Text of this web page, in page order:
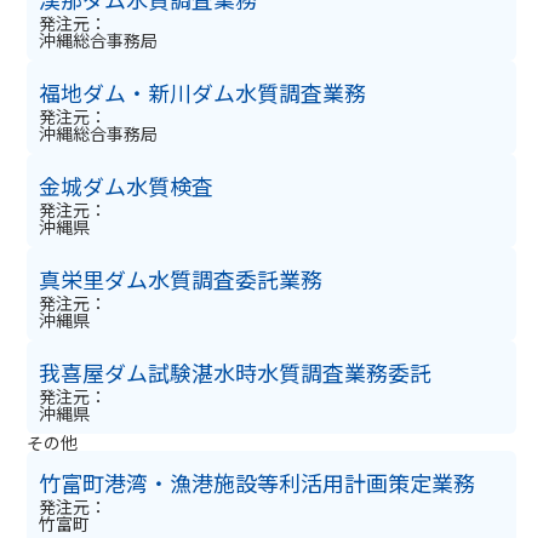
発注元：
沖縄総合事務局
福地ダム・新川ダム水質調査業務
発注元：
沖縄総合事務局
金城ダム水質検査
発注元：
沖縄県
真栄里ダム水質調査委託業務
発注元：
沖縄県
我喜屋ダム試験湛水時水質調査業務委託
発注元：
沖縄県
その他
竹富町港湾・漁港施設等利活用計画策定業務
発注元：
竹富町